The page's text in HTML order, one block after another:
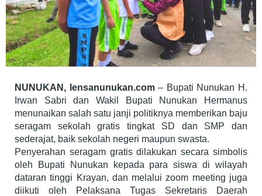
NUNUKAN, lensanunukan.com– Bupati Nunukan H.
Irwan Sabri dan Wakil Bupati Nunukan Hermanus
menunaikan salah satu janji politiknya memberikan baju
seragam sekolah gratis tingkat SD dan SMP dan
sederajat, baik sekolah negeri maupun swasta.
Penyerahan seragam gratis dilakukan secara simbolis
oleh Bupati Nunukan kepada para siswa di wilayah
dataran tinggi Krayan, dan melalui zoom meeting juga
diikuti oleh Pelaksana Tugas Sekretaris Daerah